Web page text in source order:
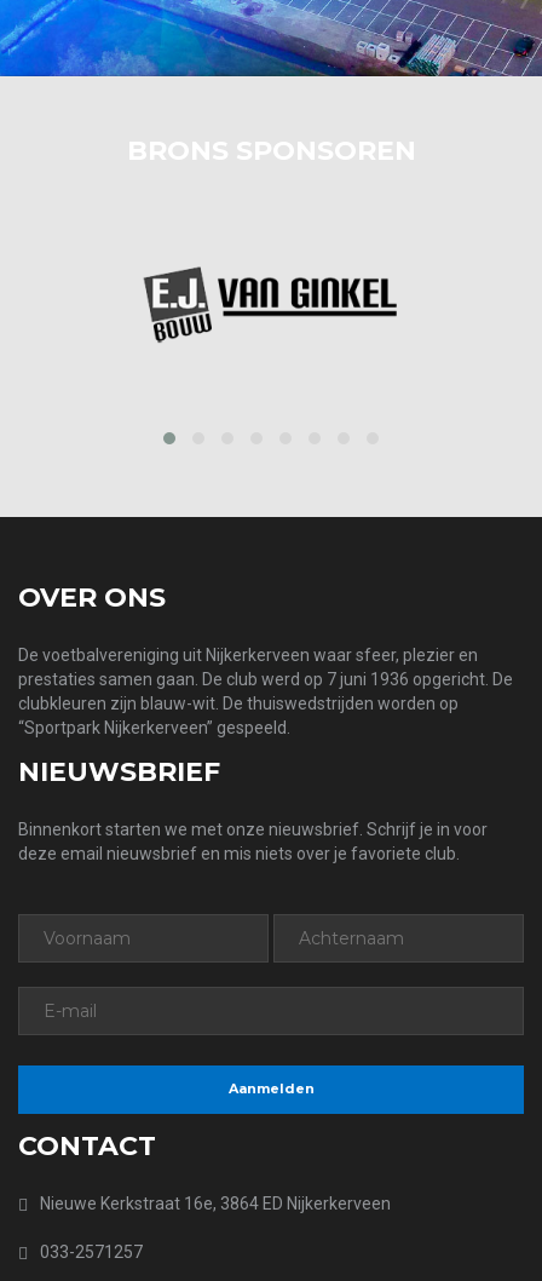
BRONS SPONSOREN
OVER ONS
De voetbalvereniging uit Nijkerkerveen waar sfeer, plezier en
prestaties samen gaan. De club werd op 7 juni 1936 opgericht. De
clubkleuren zijn blauw-wit. De thuiswedstrijden worden op
“Sportpark Nijkerkerveen” gespeeld.
NIEUWSBRIEF
Binnenkort starten we met onze nieuwsbrief. Schrijf je in voor
deze email nieuwsbrief en mis niets over je favoriete club.
CONTACT
Nieuwe Kerkstraat 16e, 3864 ED Nijkerkerveen
033-2571257